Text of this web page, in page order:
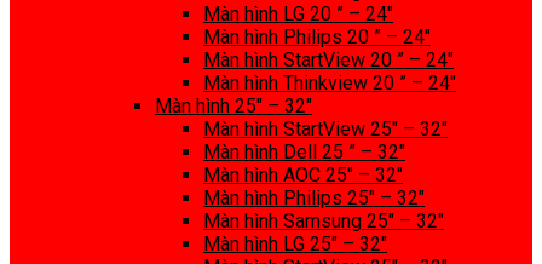
Màn hình LG 20 ” – 24″
Màn hình Philips 20 ” – 24″
Màn hình StartView 20 ” – 24″
Màn hình Thinkview 20 ” – 24″
Màn hình 25″ – 32″
Màn hình StartView 25″ – 32″
Màn hình Dell 25 ” – 32″
Màn hình AOC 25″ – 32″
Màn hình Philips 25″ – 32″
Màn hình Samsung 25″ – 32″
Màn hình LG 25″ – 32″